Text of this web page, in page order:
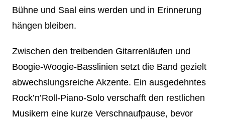
Bühne und Saal eins werden und in Erinnerung
hängen bleiben.
Zwischen den treibenden Gitarrenläufen und
Boogie-Woogie-Basslinien setzt die Band gezielt
abwechslungsreiche Akzente. Ein ausgedehntes
Rock’n’Roll-Piano-Solo verschafft den restlichen
Musikern eine kurze Verschnaufpause, bevor